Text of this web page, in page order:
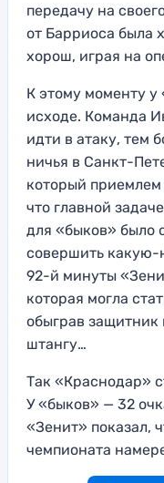
передачу на
от Барриоса была
хорош, играя на
К этому моменту
исходе. Команда
идти в атаку, тем
ничья в Санкт-
который приемлем
что главной
для «быков» было
совершить какую-
92-й минуты
которая могла
обыграв защитник
штангу…
Так «Краснодар»
У «быков» — 32
«Зенит» показал,
чемпионата